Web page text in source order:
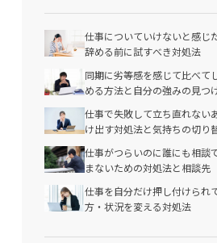
仕事についていけないと感じ
辞める前に試すべき対処法
同期に劣等感を感じて比べて
める方法と自分の強みの見つ
仕事で失敗して立ち直れない
け出す対処法と気持ちの切り
仕事がつらいのに誰にも相談
まないための対処法と相談先
仕事を自分だけ押し付けられ
方・状況を変える対処法